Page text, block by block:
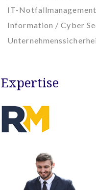
IT-Notfallmanagement
Information / Cyber
Expertise